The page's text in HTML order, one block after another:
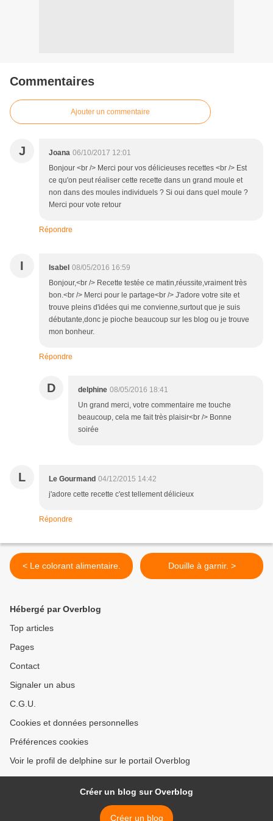
Commentaires
Ajouter un commentaire
J Joana 06/10/2017 12:01
Bonjour <br /> Merci pour vos délicieuses recettes <br /> Est
ce qu'on peut réaliser cette recette dans un grand moule et
non dans des moules individuels ? Si oui dans quel moule ?
Merci pour vote retour
Répondre
I Isabel 08/05/2016 16:59
Bonjour,<br /> Recette testée ce matin,réussite,vraiment très
bon.<br /> Merci pour le partage<br /> J'adore votre site et
trouve pleins d'idées qui me convienne,surtout que je suis
débutante,donc je pioche beaucoup sur les blog ou je trouve
mon bonheur.
Répondre
D delphine 08/05/2016 18:41
Un grand merci, votre commentaire me touche
beaucoup, cela me fait très plaisir<br /> Bonne
soirée
L Le Gourmand 04/12/2015 14:42
j'adore cette recette c'est tellement délicieux
Répondre
< Le colorant alimentaire. Douille à garnir. >
Hébergé par Overblog
Top articles
Pages
Contact
Signaler un abus
C.G.U.
Cookies et données personnelles
Préférences cookies
Voir le profil de delphine sur le portail Overblog
Créer un blog sur Overblog
Créer un blog